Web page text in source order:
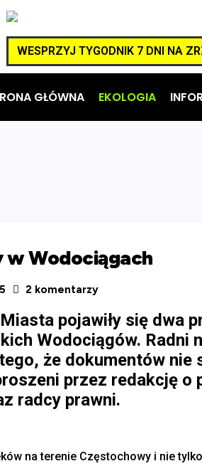
WESPRZYJ TYGODNIK 7 DNI NA
GŁÓWNA EKOLOGIA
w Wodociągach
2 komentarzy
pojawiły się dwa
Wodociągów. Radni
że dokumentów nie
przez redakcję o
radcy prawni.
na terenie Częstochowy i nie